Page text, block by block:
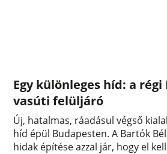
Egy különleges híd: a
vasúti felüljáró
Új, hatalmas, ráadásul végső
híd épül Budapesten. A Bartók
hidak építése azzal jár, hogy el